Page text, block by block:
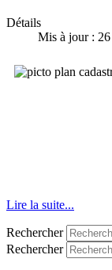
Détails
Mis à jour : 26
Lire la suite...
Rechercher
Rechercher